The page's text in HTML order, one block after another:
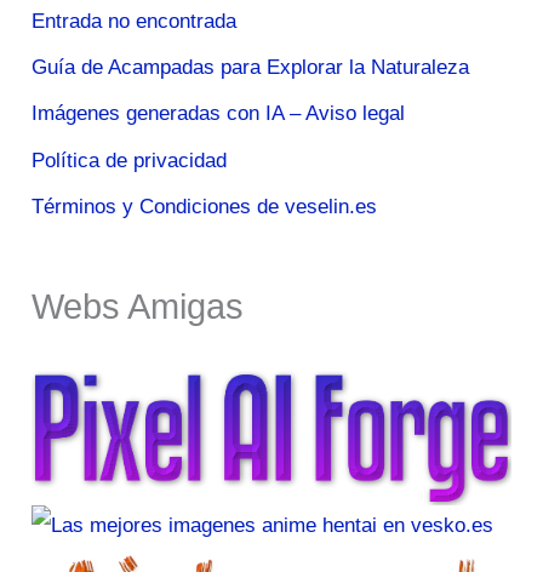
Entrada no encontrada
Guía de Acampadas para Explorar la Naturaleza
Imágenes generadas con IA – Aviso legal
Política de privacidad
Términos y Condiciones de veselin.es
Webs Amigas